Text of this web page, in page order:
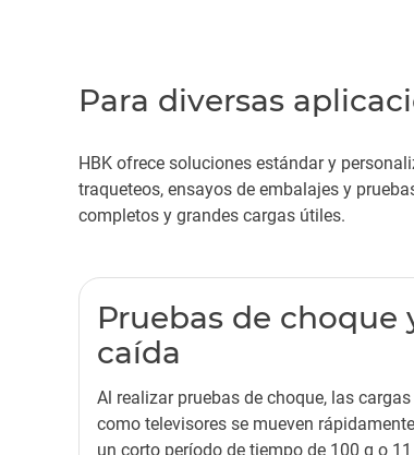
Para diversas
HBK ofrece soluciones estándar y
traqueteos, ensayos de embalajes y
completos y grandes cargas útiles.
Pruebas de choque
caída
Al realizar pruebas de choque, las
como televisores se mueven
un corto período de tiempo de 100 g o